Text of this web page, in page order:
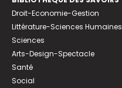
Droit-Economie-Gestion
Littérature-Sciences Humaines
Sciences
Arts-Design-Spectacle
Santé
Social